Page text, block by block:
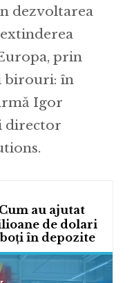
dezvoltarea
prin
birouri: în
Igor
director
| Cum au ajutat
de dolari
în depozite